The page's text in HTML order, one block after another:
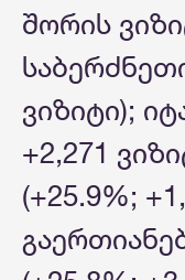
შორის
ვიზიტი);
+2,271
(+25.9%;